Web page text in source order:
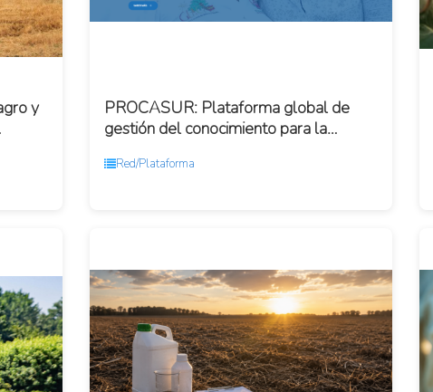
y
PROCASUR: Plataforma global de
gestión del conocimiento para la
Red/Plataforma